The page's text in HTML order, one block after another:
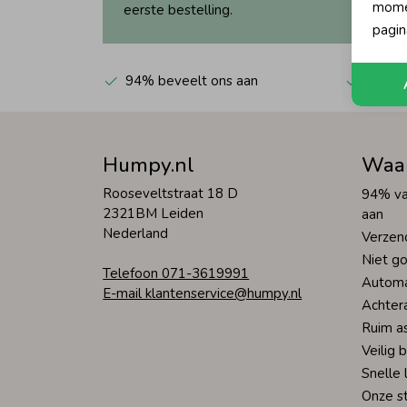
eerste bestelling.
94% beveelt ons aan
Humpy.nl
Rooseveltstraat 18 D
2321BM Leiden
Nederland
Telefoon 071-3619991
E-mail klantenservice@humpy.nl
94%
aan
Niet
Ruim
Veilig
Snelle
Onze